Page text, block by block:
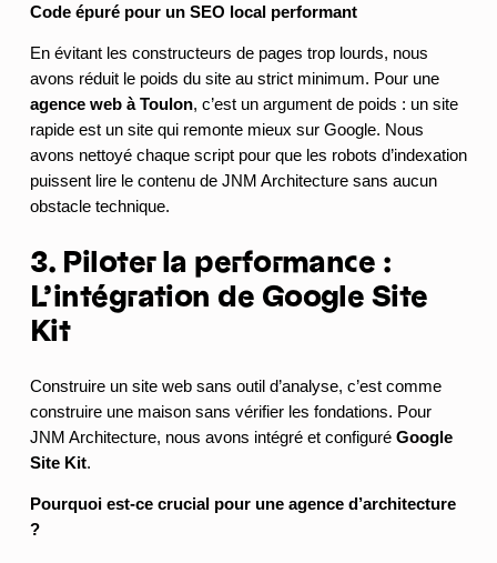
Code épuré pour un SEO local performant
En évitant les constructeurs de pages trop lourds, nous
avons réduit le poids du site au strict minimum. Pour une
agence web à Toulon, c’est un argument de poids : un site
rapide est un site qui remonte mieux sur Google. Nous
avons nettoyé chaque script pour que les robots d’indexation
puissent lire le contenu de JNM Architecture sans aucun
obstacle technique.
3. Piloter la performance :
L’intégration de Google Site
Kit
Construire un site web sans outil d’analyse, c’est comme
construire une maison sans vérifier les fondations. Pour
JNM Architecture, nous avons intégré et configuré Google
Site Kit.
Pourquoi est-ce crucial pour une agence d’architecture
?